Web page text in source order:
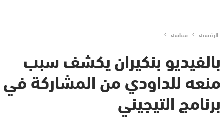
الرئيسية سياسة
بالفيديو بنكيران يكشف سبب
منعه للداودي من المشاركة في
برنامج التيجيني